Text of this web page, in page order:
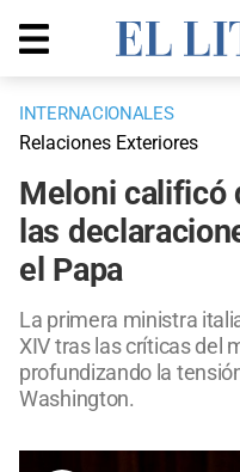
INTERNACIONALES
Relaciones Exteriores
Meloni calificó
las
el Papa
La primera ministra
XIV tras las críticas del
profundizando la
Washington.